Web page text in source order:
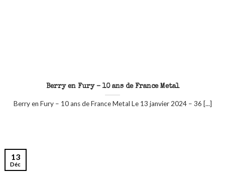
Berry en Fury – 10 ans de France Metal
Berry en Fury – 10 ans de France Metal Le 13 janvier 2024 – 36 [...]
13
Déc